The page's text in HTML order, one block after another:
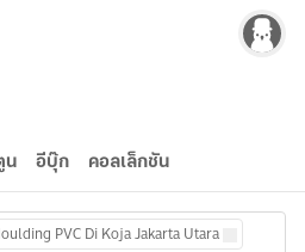
น อีบุ๊ก คอลเล็กชัน
PVC Di Koja Jakarta Utara